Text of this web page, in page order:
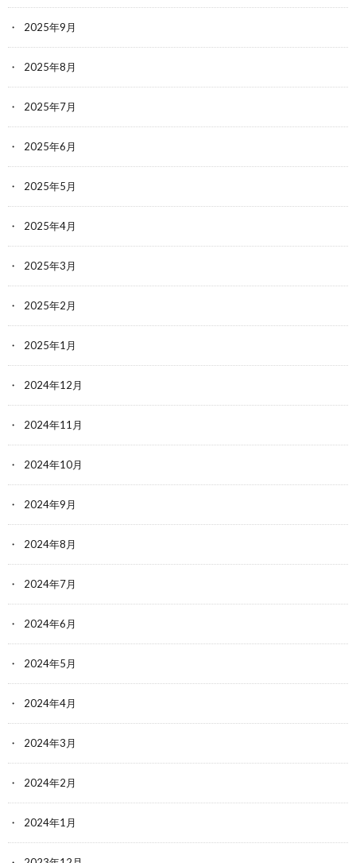
2025年9月
2025年8月
2025年7月
2025年6月
2025年5月
2025年4月
2025年3月
2025年2月
2025年1月
2024年12月
2024年11月
2024年10月
2024年9月
2024年8月
2024年7月
2024年6月
2024年5月
2024年4月
2024年3月
2024年2月
2024年1月